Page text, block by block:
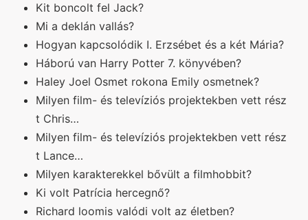
Kit boncolt fel Jack?
Mi a deklán vallás?
Hogyan kapcsolódik I. Erzsébet és a két Mária?
Háború van Harry Potter 7. könyvében?
Haley Joel Osmet rokona Emily osmetnek?
Milyen film- és televíziós projektekben vett rész
t Chris…
Milyen film- és televíziós projektekben vett rész
t Lance…
Milyen karakterekkel bővült a filmhobbit?
Ki volt Patrícia hercegnő?
Richard loomis valódi volt az életben?